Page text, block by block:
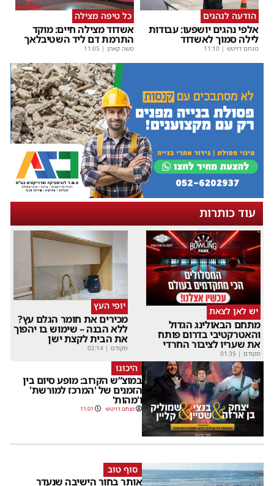
הודעה לנהגים
אלפי נהגים יושפעו: עבודות
לילה סמוך לאשדוד
מנחם דויטש |
11:10
כל טיפה מצילה
אשדוד מצילה חיים: מוקד
התרמת דם ליד השטיבלאך
משה קאהן |
11:05
עוד כותרות
יש לאן לצאת
מתחם הבאולינג הגדול
והאטרקטיבי בדרום פותח
את שעריו לציבור החרדי
מקודם |
01:35
יופי העץ
מכירים את חומר הגלם עץ?
ללא הבנה – שימוש בו יהפוך
את הבית לקצת ישן
מקודם |
02:14
היכונו
במוצ”ש הקרוב: מופע סיום בין
הזמנים של 'המרכז למורשת'
ו'מהות'
מנחם דויטש 11:01
סוף טוב
אותר בחור הישיבה שנעדר